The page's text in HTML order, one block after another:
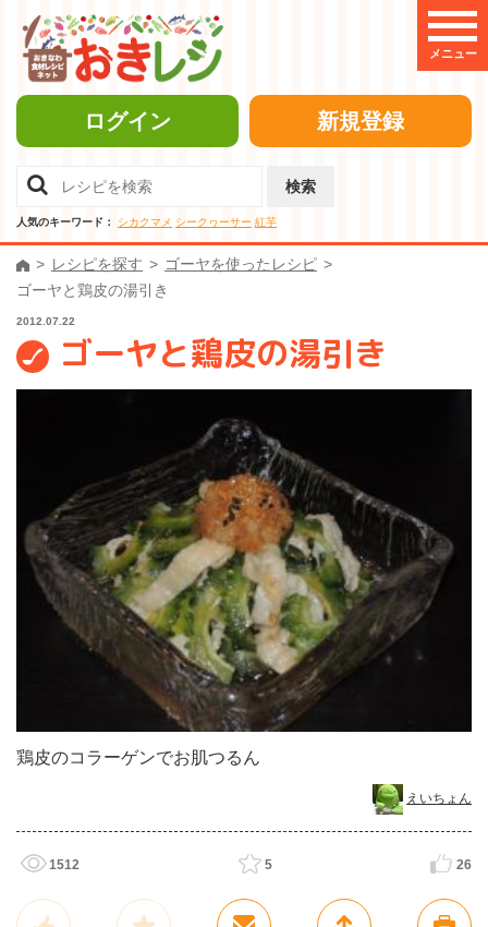
メニュー
ログイン 新規登録
検索
人気のキーワード： シカクマメ シークヮーサー 紅芋
レシピを探す
ゴーヤを使ったレシピ
ゴーヤと鶏皮の湯引き
2012.07.22
ゴーヤと鶏皮の湯引き
鶏皮のコラーゲンでお肌つるん
えいちょん
1512 5 26